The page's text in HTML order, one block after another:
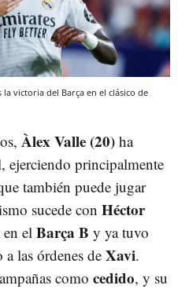
victoria del Barça en el clásico de
Àlex Valle (20) ha
ejerciendo principalmente
también puede jugar
sucede con Héctor
en el Barça B y ya tuvo
las órdenes de Xavi.
como cedido, y su